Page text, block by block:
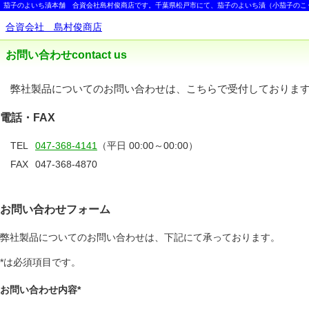
茄子のよいち漬本舗 合資会社島村俊商店です。千葉県松戸市にて、茄子のよいち漬（小茄子のこ
合資会社 島村俊商店
お問い合わせcontact us
弊社製品についてのお問い合わせは、こちらで受付しております
電話・FAX
TEL 047-368-4141
（平日 00:00～00:00）
FAX
047-368-4870
お問い合わせフォーム
弊社製品についてのお問い合わせは、下記にて承っております。
*は必須項目です。
お問い合わせ内容*